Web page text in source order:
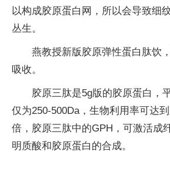
以构成胶原蛋白网，所以会导致细
丛生。
燕教授新版胶原弹性蛋白肽饮
吸收。
胶原三肽是5g版的胶原蛋白，
仅为250-500Da，生物利用率可达
倍，胶原三肽中的GPH，可激活成
明质酸和胶原蛋白的合成。